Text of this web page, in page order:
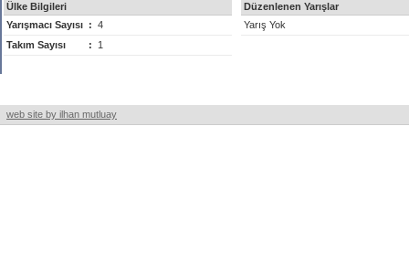
Ülke Bilgileri
Yarışmacı Sayısı : 4
Takım Sayısı
: 1
Düzenlenen Yarışlar
Yarış Yok
web site by ilhan mutluay